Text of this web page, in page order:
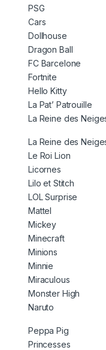
PSG
Cars
Dollhouse
Dragon Ball
FC Barcelone
Fortnite
Hello Kitty
La Pat’ Patrouille
La Reine des
La Reine des
Le Roi Lion
Licornes
Lilo et Stitch
LOL Surprise
Mattel
Mickey
Minecraft
Minions
Minnie
Miraculous
Monster High
Naruto
Peppa Pig
Princesses